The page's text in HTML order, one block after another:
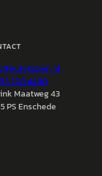
autokopen.nl
53 208 4490
Maatweg 43
PS Enschede